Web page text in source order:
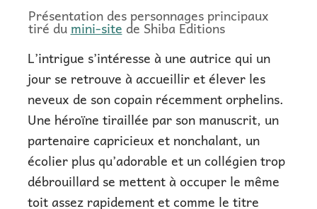
Présentation des personnages principaux
tiré du mini-site de Shiba Editions
L’intrigue s’intéresse à une autrice qui un
jour se retrouve à accueillir et élever les
neveux de son copain récemment orphelins.
Une héroïne tiraillée par son manuscrit, un
partenaire capricieux et nonchalant, un
écolier plus qu’adorable et un collégien trop
débrouillard se mettent à occuper le même
toit assez rapidement et comme le titre